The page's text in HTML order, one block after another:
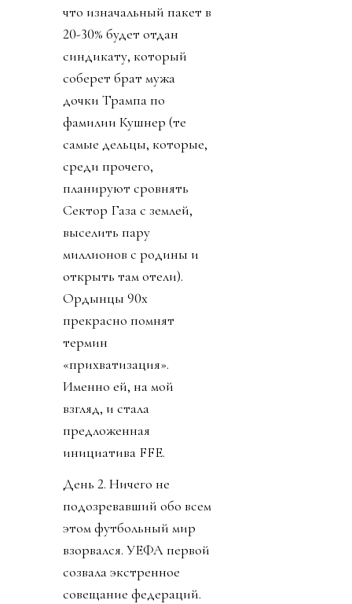
что изначальный пакет в
20-30% будет отдан
синдикату, который
соберет брат мужа
дочки Трампа по
фамилии Кушнер (те
самые дельцы, которые,
среди прочего,
планируют сровнять
Сектор Газа с землей,
выселить пару
миллионов с родины и
открыть там отели).
Ордынцы 90х
прекрасно помнят
термин
«прихватизация».
Именно ей, на мой
взгляд, и стала
предложенная
инициатива FFE.
День 2. Ничего не
подозревавший обо всем
этом футбольный мир
взорвался. УЕФА первой
созвала экстренное
совещание федераций.